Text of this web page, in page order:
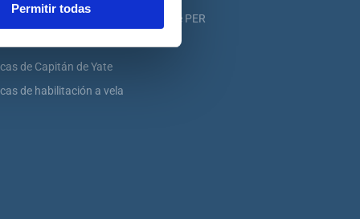
Permitir todas
de ampliación de atribuciones de PER
de Patrón de Yate
de Capitán de Yate
de habilitación a vela